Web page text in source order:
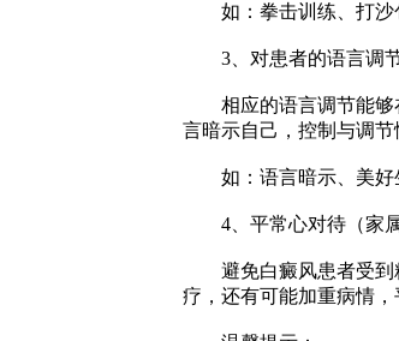
如：拳击训练、打沙
3、对患者的语言调
相应的语言调节能够
言暗示自己，控制与调节
如：语言暗示、美好
4、平常心对待（家属/
避免白癜风患者受到
疗，还有可能加重病情，